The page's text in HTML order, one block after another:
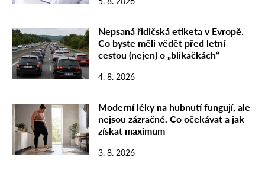
Nepsaná řidičská etiketa v Evropě.
Co byste měli vědět před letní
cestou (nejen) o „blikačkách“
4. 8. 2026
Moderní léky na hubnutí fungují, ale
nejsou zázračné. Co očekávat a jak
získat maximum
3. 8. 2026